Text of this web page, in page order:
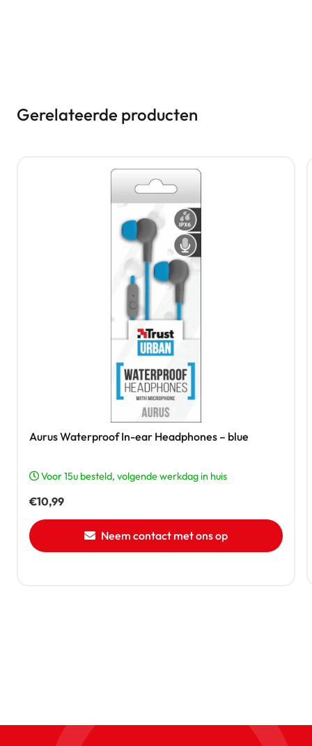
Gerelateerde producten
Aurus Waterproof In-ear Headphones – blue
Voor 15u besteld, volgende werkdag in huis
€10,99
Neem contact met ons op